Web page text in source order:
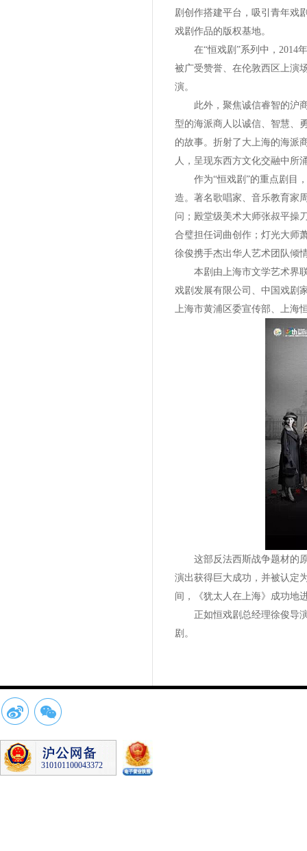
剧创作搭建平台，吸引青年戏
戏剧作品的版权基地。
在“恒戏剧”系列中，2014年
被广受赞誉、在伦敦西区上演
演。
此外，聚焦诚信睿智的沪商
型的海派商人以诚信、智慧、
的故事。折射了大上海的海派
人，呈现东西方文化交融中所
作为“恒戏剧”的重点剧目，
造。著名歌唱家、音乐教育家
问；殿堂级美术大师张叔平操
合璧担任词曲创作；灯光大师
徐俊携手杰出华人艺术团队倾
本剧由上海市文学艺术界联
戏剧发展有限公司、中国戏剧
上海市黄浦区委宣传部、上海
这部反法西斯战争题材的原
演出获得巨大成功，并被认定
间，《犹太人在上海》成功地
正如恒戏剧总经理徐俊导演
剧。
310101100043372